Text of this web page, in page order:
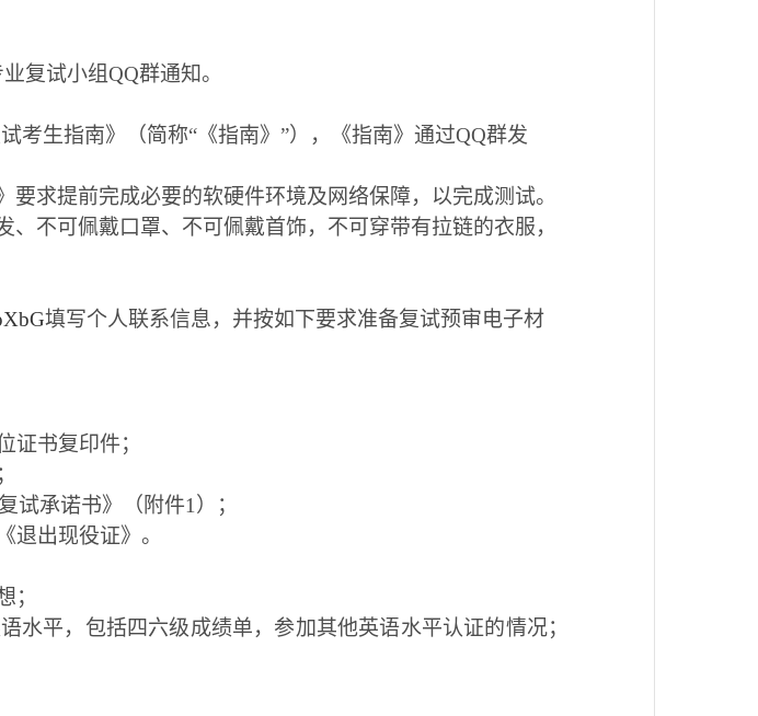
复试小组QQ群通知。
考生指南》（简称“《指南》”），《指南》通过QQ群发
求提前完成必要的软硬件环境及网络保障，以完成测试。
不可佩戴口罩、不可佩戴首饰，不可穿带有拉链的衣服，
填写个人联系信息，并按如下要求准备复试预审电子材
证书复印件；
试承诺书》（附件1）；
退出现役证》。
；
水平，包括四六级成绩单，参加其他英语水平认证的情况；